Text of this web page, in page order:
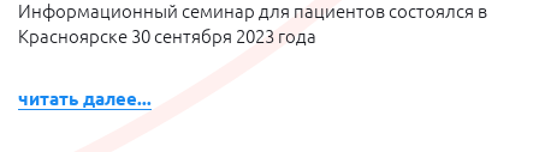
Информационный семинар для пациентов состоялся в
Красноярске 30 сентября 2023 года
читать далее...